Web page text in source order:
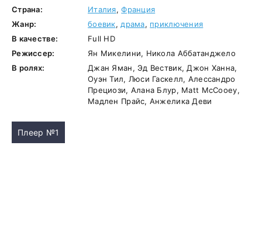
Страна:
Италия,Франция
Жанр:
боевик, драма, приключения
В качестве:
Full HD
Режиссер:
Ян Микелини, Никола Аббатанджело
В ролях:
Джан Яман, Эд Вествик, Джон Ханна,
Оуэн Тил, Люси Гаскелл, Алессандро
Прециози, Алана Блур, Matt McCooey,
Мадлен Прайс, Анжелика Деви
Плеер №1